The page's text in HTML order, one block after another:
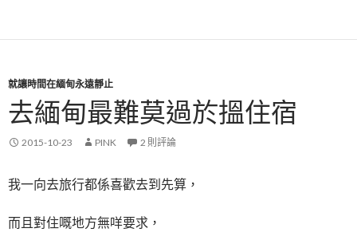
就讓時間在緬甸永遠靜止
去緬甸最難莫過於搵住宿
2015-10-23 PINK 2 則評論
我一向去旅行都係喜歡去到先算，
而且對住嘅地方無咩要求，